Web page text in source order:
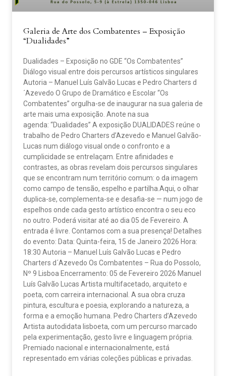
Galeria de Arte dos Combatentes – Exposição
“Dualidades”
Dualidades – Exposição no GDE “Os Combatentes”
Diálogo visual entre dois percursos artísticos singulares
Autoria – Manuel Luís Galvão Lucas e Pedro Charters d
´Azevedo O Grupo de Dramático e Escolar “Os
Combatentes” orgulha-se de inaugurar na sua galeria de
arte mais uma exposição. Anote na sua
agenda: “Dualidades” A exposição DUALIDADES reúne o
trabalho de Pedro Charters d’Azevedo e Manuel Galvão-
Lucas num diálogo visual onde o confronto e a
cumplicidade se entrelaçam. Entre afinidades e
contrastes, as obras revelam dois percursos singulares
que se encontram num território comum: o da imagem
como campo de tensão, espelho e partilha.Aqui, o olhar
duplica-se, complementa-se e desafia-se — num jogo de
espelhos onde cada gesto artístico encontra o seu eco
no outro. Poderá visitar até ao dia 05 de Fevereiro. A
entrada é livre. Contamos com a sua presença! Detalhes
do evento: Data: Quinta-feira, 15 de Janeiro 2026 Hora:
18:30 Autoria – Manuel Luís Galvão Lucas e Pedro
Charters d´Azevedo Os Combatentes – Rua do Possolo,
Nº 9 Lisboa Encerramento: 05 de Fevereiro 2026 Manuel
Luís Galvão Lucas Artista multifacetado, arquiteto e
poeta, com carreira internacional. A sua obra cruza
pintura, escultura e poesia, explorando a natureza, a
forma e a emoção humana. Pedro Charters d’Azevedo
Artista autodidata lisboeta, com um percurso marcado
pela experimentação, gesto livre e linguagem própria.
Premiado nacional e internacionalmente, está
representado em várias coleções públicas e privadas.